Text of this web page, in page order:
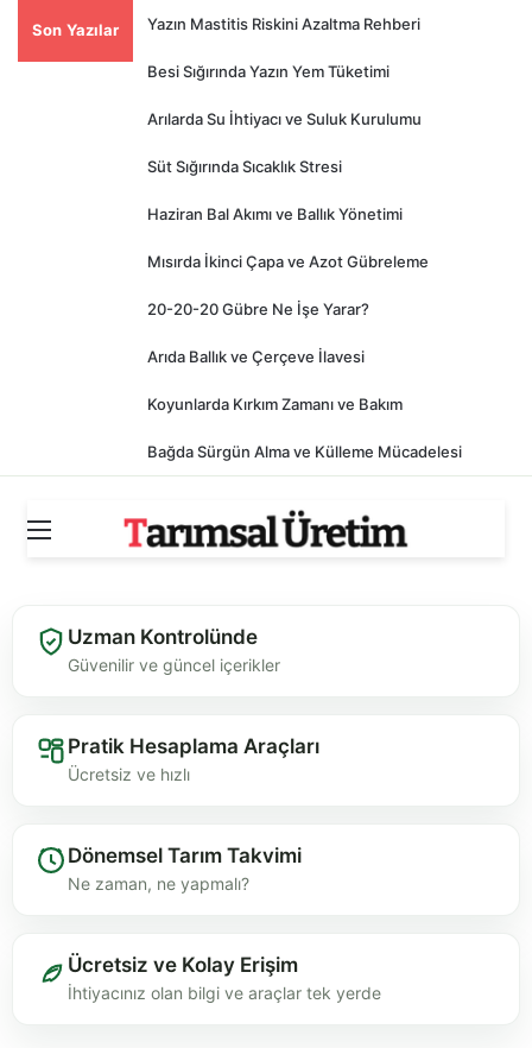
Son Yazılar Yazın Mastitis Riskini Azaltma Rehberi
Besi Sığırında Yazın Yem Tüketimi
Arılarda Su İhtiyacı ve Suluk Kurulumu
Süt Sığırında Sıcaklık Stresi
Haziran Bal Akımı ve Ballık Yönetimi
Mısırda İkinci Çapa ve Azot Gübreleme
20-20-20 Gübre Ne İşe Yarar?
Arıda Ballık ve Çerçeve İlavesi
Koyunlarda Kırkım Zamanı ve Bakım
Bağda Sürgün Alma ve Külleme Mücadelesi
Uzman Kontrolünde
Güvenilir ve güncel içerikler
Pratik Hesaplama Araçları
Ücretsiz ve hızlı
Dönemsel Tarım Takvimi
Ne zaman, ne yapmalı?
Ücretsiz ve Kolay Erişim
İhtiyacınız olan bilgi ve araçlar tek yerde